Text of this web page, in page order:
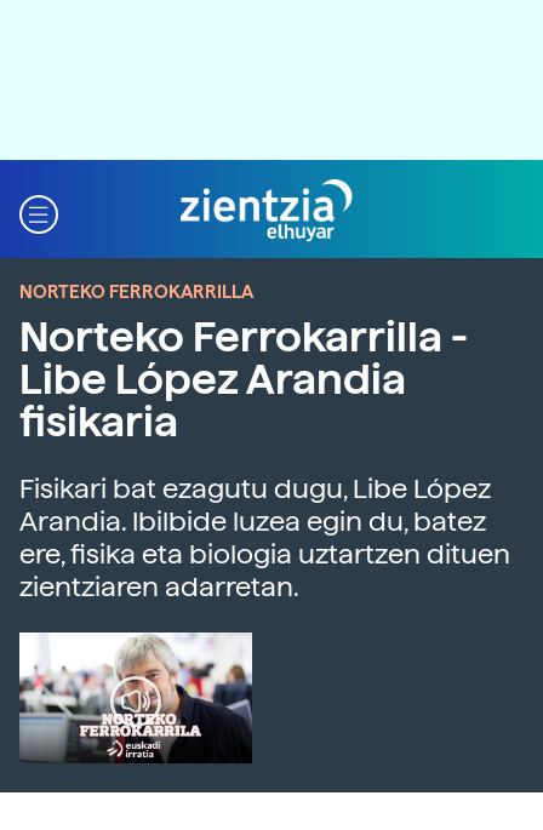
NORTEKO FERROKARRILLA
Norteko Ferrokarrilla -
Libe López Arandia
fisikaria
Fisikari bat ezagutu dugu, Libe López
Arandia. Ibilbide luzea egin du, batez
ere, fisika eta biologia uztartzen dituen
zientziaren adarretan.